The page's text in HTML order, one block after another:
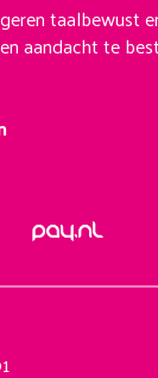
taalbewust
aandacht te